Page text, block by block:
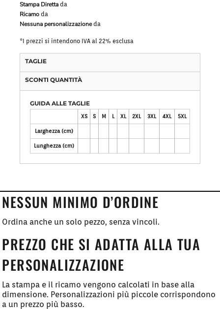
Stampa Diretta da
Ricamo da
Nessuna personalizzazioneda
*I prezzi si intendono IVA al 22% esclusa
TAGLIE
SCONTI QUANTITÀ
GUIDA ALLE TAGLIE
XS S M L XL 2XL 3XL 4XL 5XL
Larghezza (cm)
Lunghezza (cm)
NESSUN MINIMO D’ORDINE
Ordina anche un solo pezzo, senza vincoli.
PREZZO CHE SI ADATTA ALLA TUA
PERSONALIZZAZIONE
La stampa e il ricamo vengono calcolati in base alla
dimensione. Personalizzazioni più piccole corrispondono
a un prezzo più basso.